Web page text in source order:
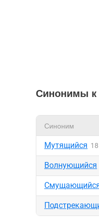
Синонимы к
Синоним
Мутящийся 18
Волнующийся